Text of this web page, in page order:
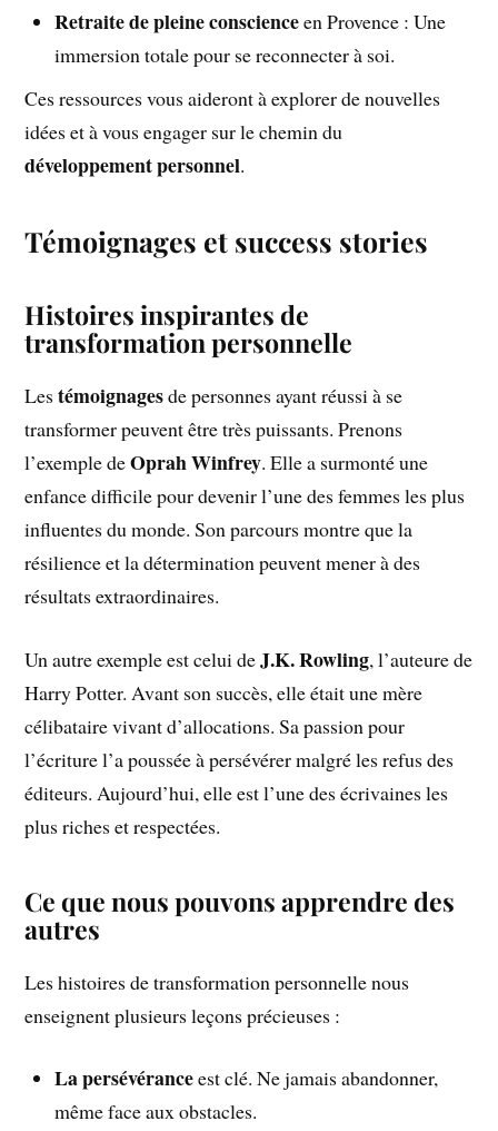
Retraite de pleine conscienceen Provence : Une
immersion totale pour se reconnecter à soi.
Ces ressources vous aideront à explorer de nouvelles
idées et à vous engager sur le chemin du
développement personnel.
Témoignages et success stories
Histoires inspirantes de
transformation personnelle
Lestémoignagesde personnes ayant réussi à se
transformer peuvent être très puissants. Prenons
l’exemple deOprah Winfrey. Elle a surmonté une
enfance difficile pour devenir l’une des femmes les plus
influentes du monde. Son parcours montre que la
résilience et la détermination peuvent mener à des
résultats extraordinaires.
Un autre exemple est celui deJ.K. Rowling, l’auteure de
Harry Potter. Avant son succès, elle était une mère
célibataire vivant d’allocations. Sa passion pour
l’écriture l’a poussée à persévérer malgré les refus des
éditeurs. Aujourd’hui, elle est l’une des écrivaines les
plus riches et respectées.
Ce que nous pouvons apprendre des
autres
Les histoires de transformation personnelle nous
enseignent plusieurs leçons précieuses :
La persévéranceest clé. Ne jamais abandonner,
même face aux obstacles.